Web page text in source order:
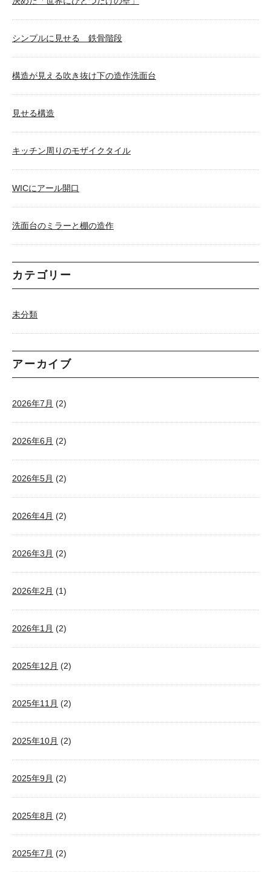
シンプルに見せる 鉄骨階段
構造が見える吹き抜け下の造作洗面台
見せる構造
キッチン周りのモザイクタイル
WICにアール開口
洗面台のミラーと棚の造作
カテゴリー
未分類
アーカイブ
2026年7月 (2)
2026年6月 (2)
2026年5月 (2)
2026年4月 (2)
2026年3月 (2)
2026年2月 (1)
2026年1月 (2)
2025年12月 (2)
2025年11月 (2)
2025年10月 (2)
2025年9月 (2)
2025年8月 (2)
2025年7月 (2)